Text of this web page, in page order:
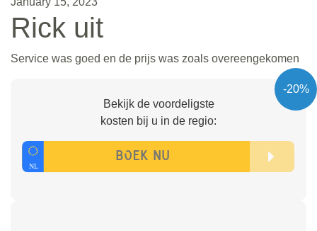
Rick uit
Service was goed en de prijs was zoals overeengekomen
-20%
Bekijk de voordeligste
kosten bij u in de regio: